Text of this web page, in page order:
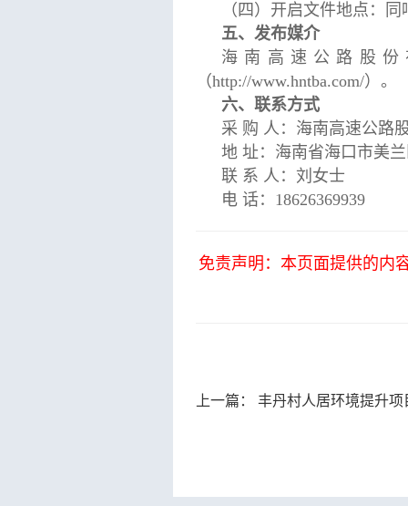
（四）开启文件地点：
五、发布媒介
海南高速公路股份
（http://www.hntba.com/）。
六、联系方式
采 购 人：海南高速公路
地 址：海南省海口市美
联 系 人：刘女士
电 话：18626369939
免责声明：本页面提供的内
上一篇： 丰丹村人居环境提升